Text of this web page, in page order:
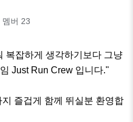
멤버 23
복잡하게 생각하기보다 그냥
Just Run Crew 입니다."
즐겁게 함께 뛰실분 환영합